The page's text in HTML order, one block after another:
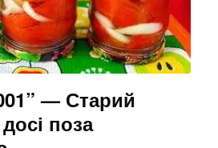
— Старий
поза